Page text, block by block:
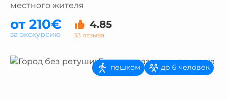
местного жителя
от 210€ 4.85
33 отзыва
за экскурсию
пешком до 6 человек